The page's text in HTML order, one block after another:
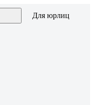
Для юрлиц